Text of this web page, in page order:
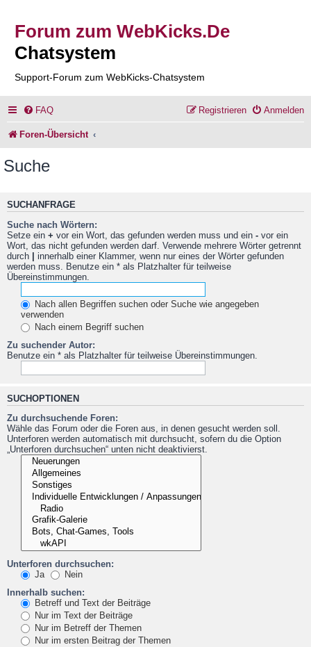
Forum zum WebKicks.De
Chatsystem
Support-Forum zum WebKicks-Chatsystem
FAQ Anmelden
Registrieren
Foren-Übersicht
Suche
SUCHANFRAGE
Suche nach Wörtern:
Setze ein + vor ein Wort, das gefunden werden muss und ein - vor ein
Wort, das nicht gefunden werden darf. Verwende mehrere Wörter getrennt
durch | innerhalb einer Klammer, wenn nur eines der Wörter gefunden
werden muss. Benutze ein * als Platzhalter für teilweise
Übereinstimmungen.
Nach allen Begriffen suchen oder Suche wie angegeben
verwenden
Nach einem Begriff suchen
Zu suchender Autor:
Benutze ein * als Platzhalter für teilweise Übereinstimmungen.
SUCHOPTIONEN
Zu durchsuchende Foren:
Wähle das Forum oder die Foren aus, in denen gesucht werden soll.
Unterforen werden automatisch mit durchsucht, sofern du die Option
„Unterforen durchsuchen“ unten nicht deaktivierst.
Unterforen durchsuchen:
Ja
Nein
Innerhalb suchen:
Betreff und Text der Beiträge
Nur im Text der Beiträge
Nur im Betreff der Themen
Nur im ersten Beitrag der Themen